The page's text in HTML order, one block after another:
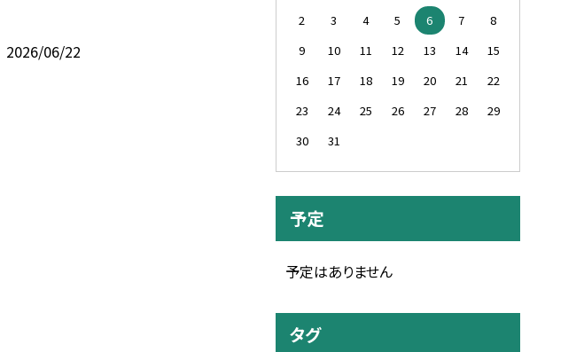
2026/06/22
2
3 4 5 6 7
8
9
10 11 12 13 14
15
16
17 18 19 20 21
22
23
24 25 26 27 28
29
30
31
予定
予定はありません
タグ